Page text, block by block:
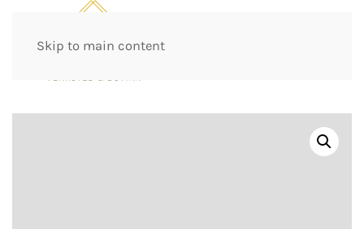
Skip to main content